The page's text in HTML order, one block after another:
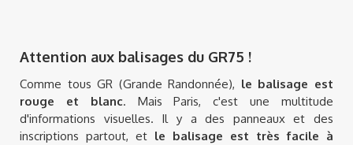
Attention aux balisages du GR75 !
Comme tous GR (Grande Randonnée), le balisage est
rouge et blanc. Mais Paris, c'est une multitude
d'informations visuelles. Il y a des panneaux et des
inscriptions partout, et le balisage est très facile à